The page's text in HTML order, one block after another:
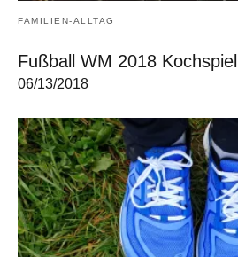
FAMILIEN-ALLTAG
Fußball WM 2018 Kochspiel
06/13/2018